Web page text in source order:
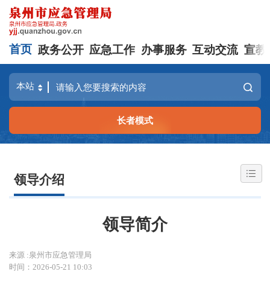
首页 政务公开 应急工作 办事服务 互动交流 宣教
长者模式
领导介绍
领导简介
来源 :泉州市应急管理局
时间：2026-05-21 10:03